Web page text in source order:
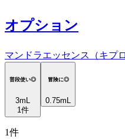
オプション
マンドラエッセンス（キプ
普段使い◎
3mL
1件
冒険に◎
0.75mL
1件